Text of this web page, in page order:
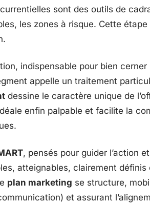
sont des outils de
les zones à risque. Cette
indispensable pour bien
appelle un traitement
dessine le caractère unique de
enfin palpable et facilite la
, pensés pour guider l’action
atteignables, clairement définis
plan marketing se structure,
et assurant